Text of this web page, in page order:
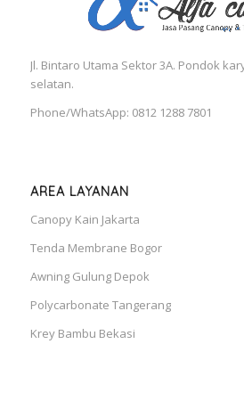
Jl. Bintaro Utama Sektor 3A. Pondok
selatan.
Phone/WhatsApp: 0812 1288 7801
AREA LAYANAN
Canopy Kain Jakarta
Tenda Membrane Bogor
Awning Gulung Depok
Polycarbonate Tangerang
Krey Bambu Bekasi